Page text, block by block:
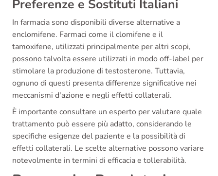
Preferenze e Sostituti Italiani
In farmacia sono disponibili diverse alternative a
enclomifene. Farmaci come il clomifene e il
tamoxifene, utilizzati principalmente per altri scopi,
possono talvolta essere utilizzati in modo off-label per
stimolare la produzione di testosterone. Tuttavia,
ognuno di questi presenta differenze significative nei
meccanismi d'azione e negli effetti collaterali.
È importante consultare un esperto per valutare quale
trattamento può essere più adatto, considerando le
specifiche esigenze del paziente e la possibilità di
effetti collaterali. Le scelte alternative possono variare
notevolmente in termini di efficacia e tollerabilità.